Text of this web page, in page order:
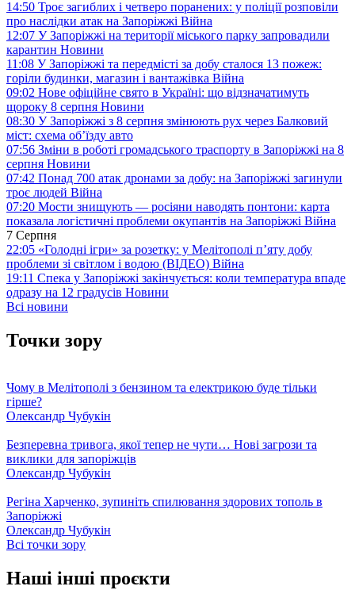
14:50 Троє загиблих і четверо поранених: у поліції розповіли
про наслідки атак на Запоріжжі Війна
12:07 У Запоріжжі на території міського парку запровадили
карантин Новини
11:08 У Запоріжжі та передмісті за добу сталося 13 пожеж:
горіли будинки, магазин і вантажівка Війна
09:02 Нове офіційне свято в Україні: що відзначатимуть
щороку 8 серпня Новини
08:30 У Запоріжжі з 8 серпня змінюють рух через Балковий
міст: схема об’їзду авто
07:56 Зміни в роботі громадського траспорту в Запоріжжі на 8
серпня Новини
07:42 Понад 700 атак дронами за добу: на Запоріжжі загинули
троє людей Війна
07:20 Мости знищують — росіяни наводять понтони: карта
показала логістичні проблеми окупантів на Запоріжжі Війна
7 Серпня
22:05 «Голодні ігри» за розетку: у Мелітополі п’яту добу
проблеми зі світлом і водою (ВІДЕО) Війна
19:11 Спека у Запоріжжі закінчується: коли температура впаде
одразу на 12 градусів Новини
Всі новини
Точки зору
Чому в Мелітополі з бензином та електрикою буде тільки
гірше?
Олександр Чубукін
Безперевна тривога, якої тепер не чути… Нові загрози та
виклики для запоріжців
Олександр Чубукін
Регіна Харченко, зупиніть спилювання здорових тополь в
Запоріжжі
Олександр Чубукін
Всі точки зору
Наші інші проєкти